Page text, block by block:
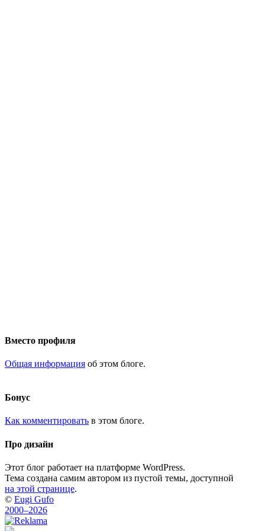
Вместо профиля
Общая информация об этом блоге.
Бонус
Как комментировать в этом блоге.
Про дизайн
Этот блог работает на платформе WordPress.
Тема создана самим автором из пустой темы, доступной
на этой странице.
© Eugi Gufo
2000–2026